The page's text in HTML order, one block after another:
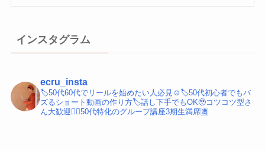
インスタグラム
ecru_insta
🏷️50代60代でリールを始めたい人必見☺️🏷️50代初心者でもバ
ズるショート動画の作り方🏷️話し下手でもOK🥹コツコツ型さ
ん大歓迎💁‍♀️50代特化のグループ講座3期生満席🈵